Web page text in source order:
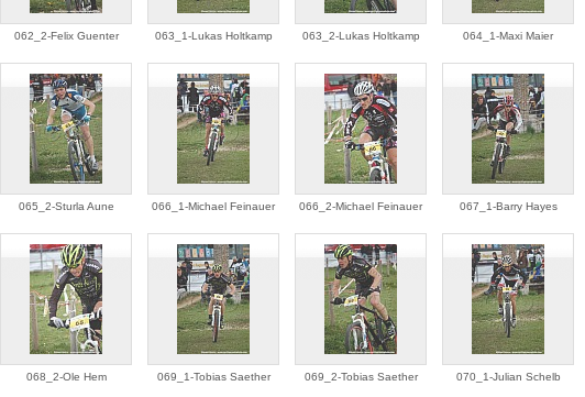
062_2-Felix Guenter 063_1-Lukas Holtkamp 063_2-Lukas Holtkamp 064_1-Maxi Maier
065_2-Sturla Aune 066_1-Michael Feinauer 066_2-Michael Feinauer 067_1-Barry Hayes
068_2-Ole Hem 069_1-Tobias Saether 069_2-Tobias Saether 070_1-Julian Schelb